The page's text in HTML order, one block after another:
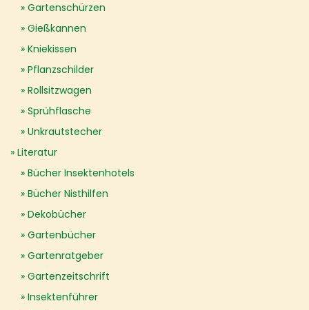
Gartenschürzen
Gießkannen
Kniekissen
Pflanzschilder
Rollsitzwagen
Sprühflasche
Unkrautstecher
Literatur
Bücher Insektenhotels
Bücher Nisthilfen
Dekobücher
Gartenbücher
Gartenratgeber
Gartenzeitschrift
Insektenführer